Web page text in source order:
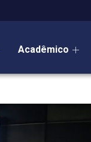
Acadêmico